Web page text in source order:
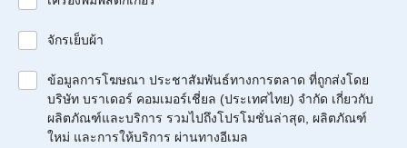
จักรเย็บผ้า
ข้อมูลการโฆษณา ประชาสัมพันธ์ทางการตลาด ที่ถูกส่งโดย
บริษัท บราเดอร์ คอมเมอร์เชี่ยล (ประเทศไทย) จำกัด เกี่ยวกับ
ผลิตภัณฑ์และบริการ รวมไปถึงโปรโมชั่นล่าสุด, ผลิตภัณฑ์
ใหม่ และการให้บริการ ผ่านทางอีเมล